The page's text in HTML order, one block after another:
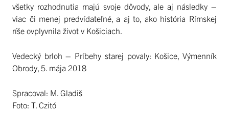
všetky rozhodnutia majú svoje dôvody, ale aj následky –
viac či menej predvídateľné, a aj to, ako história Rímskej
ríše ovplyvnila život v Košiciach.
Vedecký brloh – Príbehy starej povaly: Košice, Výmenník
Obrody, 5. mája 2018
Spracoval: M. Gladiš
Foto: T. Czitó